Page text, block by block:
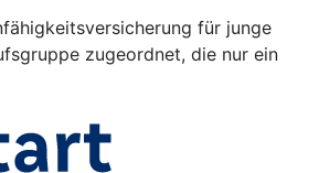
für junge
zugeordnet, die nur ein